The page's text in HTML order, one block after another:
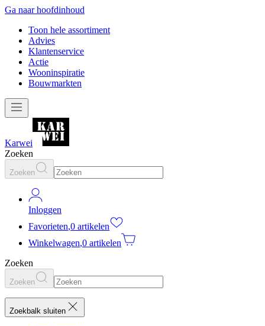
Ga naar hoofdinhoud
Toon hele assortiment
Advies
Klantenservice
Actie
Wooninspiratie
Bouwmarkten
Karwei
Zoeken
Zoeken
Inloggen
Favorieten,0 artikelen
Winkelwagen,0 artikelen
Zoeken
Zoeken
Zoekbalk sluiten